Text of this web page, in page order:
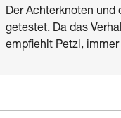
Der Achterknoten und
getestet. Da das
empfiehlt Petzl,